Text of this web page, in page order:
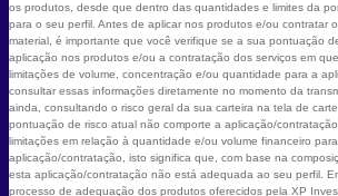
os produtos, desde que dentro das quantidades e limites da
para o seu perfil. Antes de aplicar nos produtos e/ou contratar
material, é importante que você verifique se a sua pontuação
aplicação nos produtos e/ou a contratação dos serviços em
limitações de volume, concentração e/ou quantidade para a
consultar essas informações diretamente no momento da
ainda, consultando o risco geral da sua carteira na tela de
pontuação de risco atual não comporte a aplicação/
limitações em relação à quantidade e/ou volume financeiro
aplicação/contratação, isto significa que, com base na
esta aplicação/contratação não está adequada ao seu perfil.
processo de adequação dos produtos oferecidos pela XP